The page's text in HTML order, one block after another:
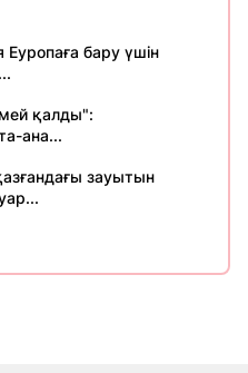
бару үшін
қалды":
ана...
зауытын